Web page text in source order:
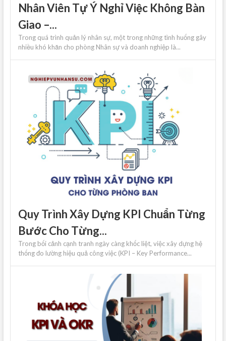
Nhân Viên Tự Ý Nghỉ Việc Không Bàn
Giao –...
Trong quá trình quản lý nhân sự, một trong những tình huống gây
nhiều khó khăn cho phòng Nhân sự và doanh nghiệp là...
Quy Trình Xây Dựng KPI Chuẩn Từng
Bước Cho Từng...
Trong bối cảnh cạnh tranh ngày càng khốc liệt, việc xây dựng hệ
thống đo lường hiệu quả công việc (KPI – Key Performance...